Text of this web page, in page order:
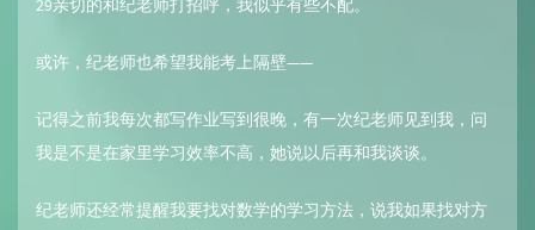
29亲切的和纪老师打招呼，我似乎有些不配。
或许，纪老师也希望我能考上隔壁——
记得之前我每次都写作业写到很晚，有一次纪老师见到我，问
我是不是在家里学习效率不高，她说以后再和我谈谈。
纪老师还经常提醒我要找对数学的学习方法，说我如果找对方